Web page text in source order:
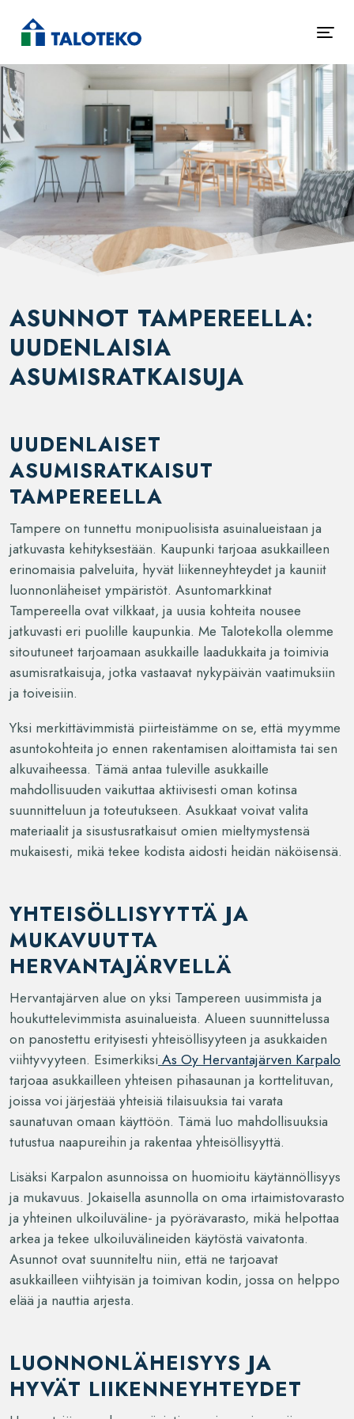
ASUNNOT TAMPEREELLA:
UUDENLAISIA
ASUMISRATKAISUJA
UUDENLAISET
ASUMISRATKAISUT
TAMPEREELLA
Tampere on tunnettu monipuolisista asuinalueistaan ja
jatkuvasta kehityksestään. Kaupunki tarjoaa asukkailleen
erinomaisia palveluita, hyvät liikenneyhteydet ja kauniit
luonnonläheiset ympäristöt. Asuntomarkkinat
Tampereella ovat vilkkaat, ja uusia kohteita nousee
jatkuvasti eri puolille kaupunkia. Me Talotekolla olemme
sitoutuneet tarjoamaan asukkaille laadukkaita ja toimivia
asumisratkaisuja, jotka vastaavat nykypäivän vaatimuksiin
ja toiveisiin.
Yksi merkittävimmistä piirteistämme on se, että myymme
asuntokohteita jo ennen rakentamisen aloittamista tai sen
alkuvaiheessa. Tämä antaa tuleville asukkaille
mahdollisuuden vaikuttaa aktiivisesti oman kotinsa
suunnitteluun ja toteutukseen. Asukkaat voivat valita
materiaalit ja sisustusratkaisut omien mieltymystensä
mukaisesti, mikä tekee kodista aidosti heidän näköisensä.
YHTEISÖLLISYYTTÄ JA
MUKAVUUTTA
HERVANTAJÄRVELLÄ
Hervantajärven alue on yksi Tampereen uusimmista ja
houkuttelevimmista asuinalueista. Alueen suunnittelussa
on panostettu erityisesti yhteisöllisyyteen ja asukkaiden
viihtyvyyteen. Esimerkiksi As Oy Hervantajärven Karpalo
tarjoaa asukkailleen yhteisen pihasaunan ja korttelituvan,
joissa voi järjestää yhteisiä tilaisuuksia tai varata
saunatuvan omaan käyttöön. Tämä luo mahdollisuuksia
tutustua naapureihin ja rakentaa yhteisöllisyyttä.
Lisäksi Karpalon asunnoissa on huomioitu käytännöllisyys
ja mukavuus. Jokaisella asunnolla on oma irtaimistovarasto
ja yhteinen ulkoiluväline- ja pyörävarasto, mikä helpottaa
arkea ja tekee ulkoiluvälineiden käytöstä vaivatonta.
Asunnot ovat suunniteltu niin, että ne tarjoavat
asukkailleen viihtyisän ja toimivan kodin, jossa on helppo
elää ja nauttia arjesta.
LUONNONLÄHEISYYS JA
HYVÄT LIIKENNEYHTEYDET